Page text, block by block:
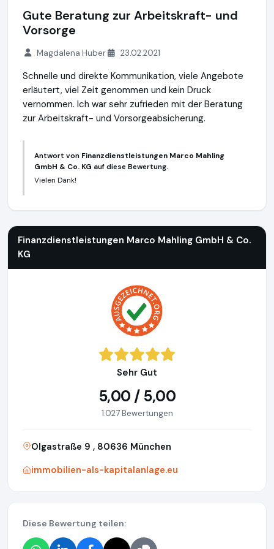
Gute Beratung zur Arbeitskraft- und
Vorsorge
Magdalena Huber 23.02.2021
Schnelle und direkte Kommunikation, viele Angebote
erläutert, viel Zeit genommen und kein Druck
vernommen. Ich war sehr zufrieden mit der Beratung
zur Arbeitskraft- und Vorsorgeabsicherung.
Antwort von Finanzdienstleistungen Marco Mahling
GmbH & Co. KG auf diese Bewertung.
Vielen Dank!
Finanzdienstleistungen Marco Mahling GmbH & Co.
KG
Sehr Gut
5,00 / 5,00
1.027 Bewertungen
Olgastraße 9 , 80636 München
immobilien-als-kapitalanlage.eu
Diese Bewertung teilen: